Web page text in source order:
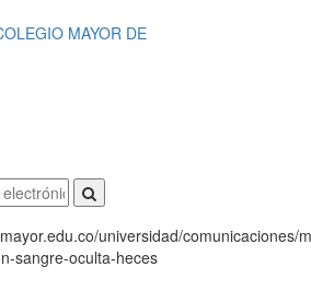
universidad/comunicaciones/
sangre-oculta-heces